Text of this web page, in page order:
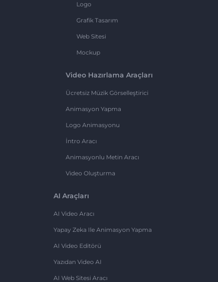
Logo
Grafik Tasarım
Web Sitesi
Mockup
Video Hazırlama Araçları
Ücretsiz Müzik Görselleştirici
Animasyon Yapma
Logo Animasyonu
İntro Aracı
Animasyonlu Metin Aracı
Video Oluşturma
AI Araçları
AI Video Aracı
Yapay Zeka Ile Animasyon Yapma
AI Video Editörü
Yazıdan Video AI
AI Web Sitesi Aracı